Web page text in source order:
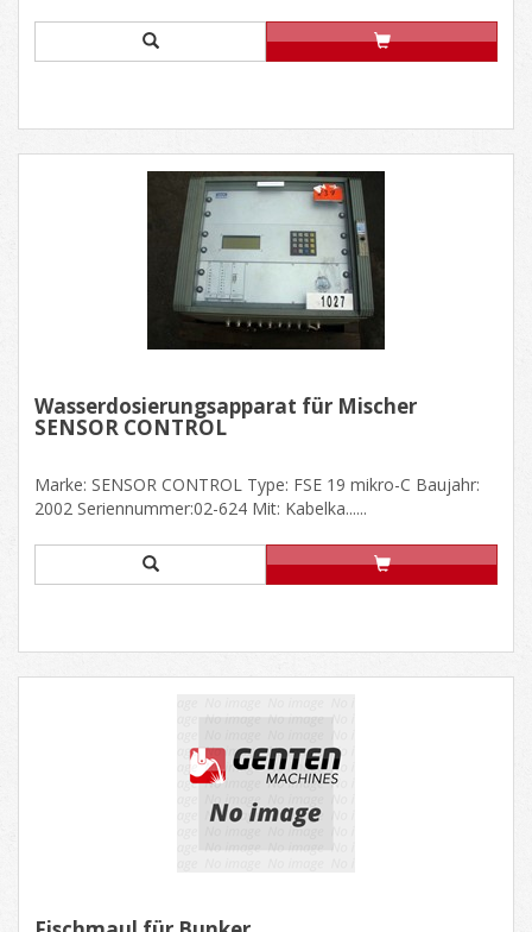
Wasserdosierungsapparat für Mischer
SENSOR CONTROL
Marke: SENSOR CONTROL Type: FSE 19 mikro-C Baujahr:
2002 Seriennummer:02-624 Mit: Kabelka......